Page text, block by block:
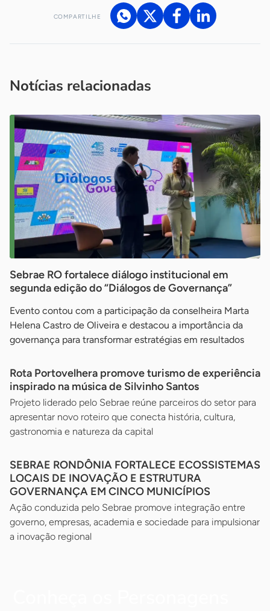
COMPARTILHE
Notícias relacionadas
Sebrae RO fortalece diálogo institucional em
segunda edição do “Diálogos de Governança”
Evento contou com a participação da conselheira Marta
Helena Castro de Oliveira e destacou a importância da
governança para transformar estratégias em resultados
Rota Portovelhera promove turismo de experiência
inspirado na música de Silvinho Santos
Projeto liderado pelo Sebrae reúne parceiros do setor para
apresentar novo roteiro que conecta história, cultura,
gastronomia e natureza da capital
SEBRAE RONDÔNIA FORTALECE ECOSSISTEMAS
LOCAIS DE INOVAÇÃO E ESTRUTURA
GOVERNANÇA EM CINCO MUNICÍPIOS
Ação conduzida pelo Sebrae promove integração entre
governo, empresas, academia e sociedade para impulsionar
a inovação regional